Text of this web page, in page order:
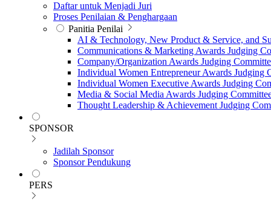
Daftar untuk Menjadi Juri
Proses Penilaian & Penghargaan
Panitia Penilai
AI & Technology, New Product & Service, and
Communications & Marketing Awards Judging
Company/Organization Awards Judging
Individual Women Entrepreneur Awards Judging
Individual Women Executive Awards Judging
Media & Social Media Awards Judging
Thought Leadership & Achievement Judging
SPONSOR
Jadilah Sponsor
Sponsor Pendukung
PERS